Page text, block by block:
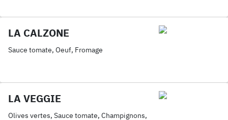
LA CALZONE
Sauce tomate, Oeuf, Fromage
LA VEGGIE
Olives vertes, Sauce tomate, Champignons,